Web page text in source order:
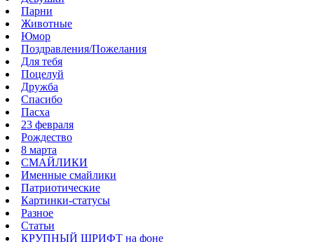
Парни
Животные
Юмор
Поздравления/Пожелания
Для тебя
Поцелуй
Дружба
Спасибо
Пасха
23 февраля
Рождество
8 марта
СМАЙЛИКИ
Именные смайлики
Патриотические
Картинки-статусы
Разное
Cтатьи
КРУПНЫЙ ШРИФТ на фоне